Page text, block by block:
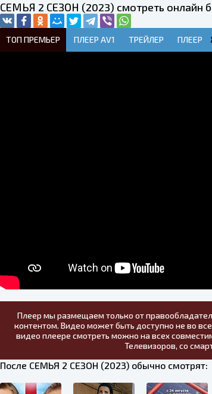
СЕМЬЯ 2 СЕЗОН (2023) смотреть онлайн
ТОП ПРЕМЬЕР ПЛЕЕР AV1 ТРЕЙЛЕР ПЛЕЕР
Плеер мы размещаем только от
контентом. Видео может быть доступно не во
видео плеере смотреть можно на всех
Телевизоров, со
После СЕМЬЯ 2 СЕЗОН (2023) обычно смотрят: